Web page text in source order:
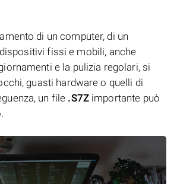
di un computer, di un
fissi e mobili, anche
e la pulizia regolari, si
guasti hardware o quelli di
un file .S7Zimportante può